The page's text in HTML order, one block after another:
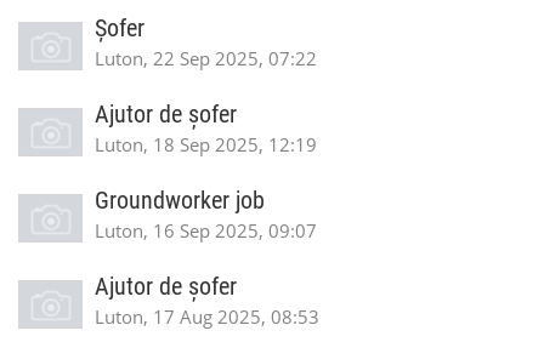
Șofer
Luton, 22 Sep 2025, 07:22
Ajutor de șofer
Luton, 18 Sep 2025, 12:19
Groundworker job
Luton, 16 Sep 2025, 09:07
Ajutor de șofer
Luton, 17 Aug 2025, 08:53